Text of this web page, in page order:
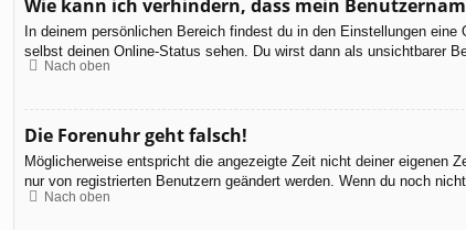
Wie kann ich verhindern, dass mein
In deinem persönlichen Bereich findest du in den Einstellungen
selbst deinen Online-Status sehen. Du wirst dann als unsichtbarer
Nach oben
Die Forenuhr geht falsch!
Möglicherweise entspricht die angezeigte Zeit nicht deiner eigenen
nur von registrierten Benutzern geändert werden. Wenn du noch
Nach oben